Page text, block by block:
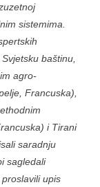
sistemima.
baštinu,
agro-
Francuska),
i Tirani
saradnju
sagledali
upis